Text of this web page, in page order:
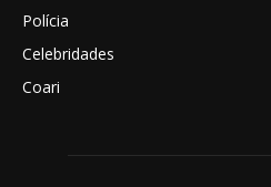
Polícia
Celebridades
Coari